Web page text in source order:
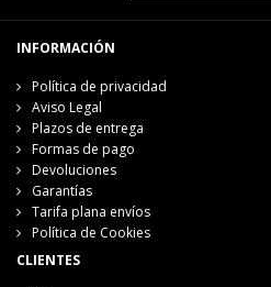
INFORMACIÓN
Política de privacidad
Aviso Legal
Plazos de entrega
Formas de pago
Devoluciones
Garantías
Tarifa plana envíos
Política de Cookies
CLIENTES